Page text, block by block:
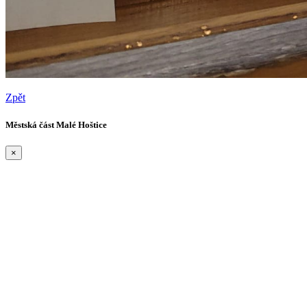
Zpět
Městská část Malé Hoštice
×